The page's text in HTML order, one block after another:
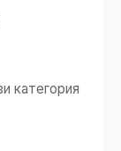
категория